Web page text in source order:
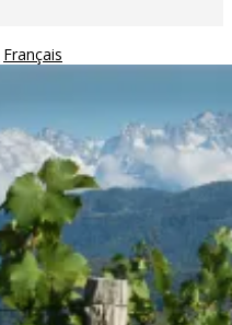
Français